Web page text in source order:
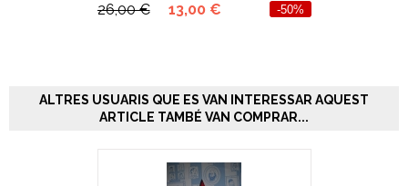
26,00 € 13,00 € -50%
ALTRES USUARIS QUE ES VAN INTERESSAR AQUEST
ARTICLE TAMBÉ VAN COMPRAR...